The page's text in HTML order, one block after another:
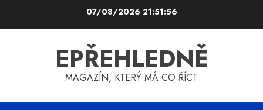
07/08/202621:51:57
EPŘEHLEDNĚ
MAGAZÍN, KTERÝ MÁ CO ŘÍCT